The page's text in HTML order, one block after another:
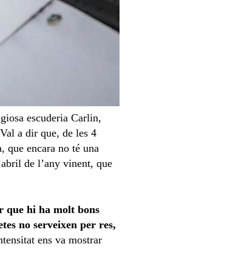
escuderia Carlin,
a dir que, de les 4
que encara no té una
de l’any vinent, que
que hi ha molt bons
no serveixen per res,
ens va mostrar